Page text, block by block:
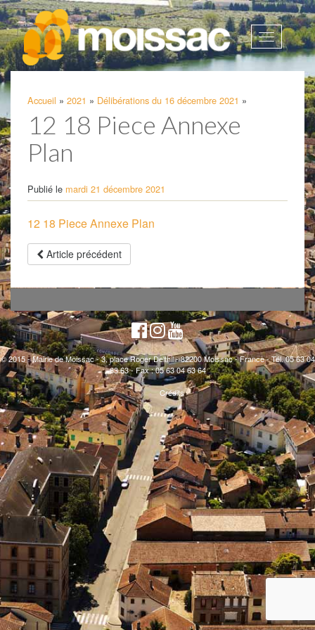
Afficher
la
Accueil » 2021 » Délibérations du 16 décembre 2021 »
12 18 Piece Annexe
Plan
Publié le mardi 21 décembre 2021
12 18 Piece Annexe Plan
Article précédent
© 2015 - Mairie de Moissac - 3, place Roger Delthil - 82200 Moissac - France - Tél. 05 63 04
63 63 - Fax : 05 63 04 63 64
Crédits